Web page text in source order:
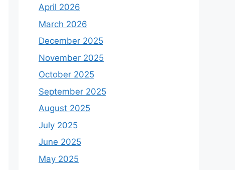
April 2026
March 2026
December 2025
November 2025
October 2025
September 2025
August 2025
July 2025
June 2025
May 2025